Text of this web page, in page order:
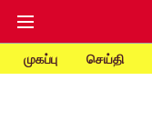
முகப்பு செய்தி